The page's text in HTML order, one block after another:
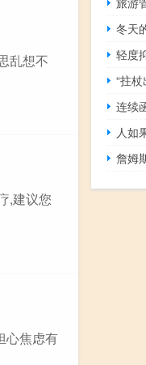
乱想不
,建议您
心焦虑有
冬天
轻度
“拄
连续
人如